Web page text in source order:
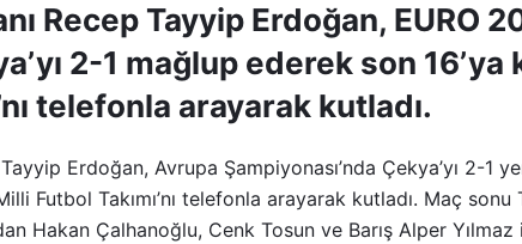
Recep Tayyip Erdoğan, EURO
2-1 mağlup ederek son 16’ya
telefonla arayarak kutladı.
Erdoğan, Avrupa Şampiyonası’nda Çekya’yı 2-1
Futbol Takımı’nı telefonla arayarak kutladı. Maç
Hakan Çalhanoğlu, Cenk Tosun ve Barış Alper Yılmaz